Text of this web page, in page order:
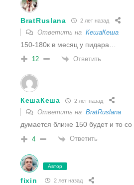
BratRuslana 2 лет назад
Ответить на КешаКеша
150-180к в месяц у пидара…
12 Ответить
КешаКеша 2 лет назад
Ответить на BratRuslana
думается ближе 150 будет и то
4 Ответить
Автор
fixin 2 лет назад